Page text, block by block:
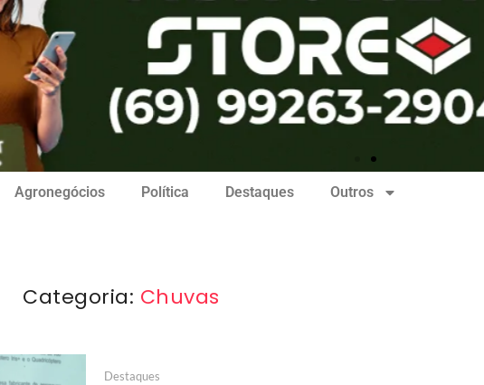
Agronegócios Política Destaques Outros
Categoria: Chuvas
Destaques